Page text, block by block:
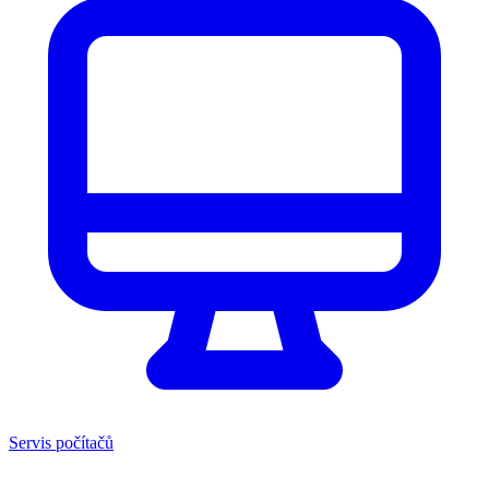
Servis počítačů